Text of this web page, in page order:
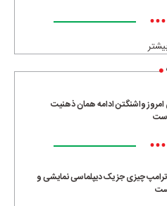
•••
واشنگتن ادامه همان ذهنیت
•••
چیزی جز یک دیپلماسی نمایشی و